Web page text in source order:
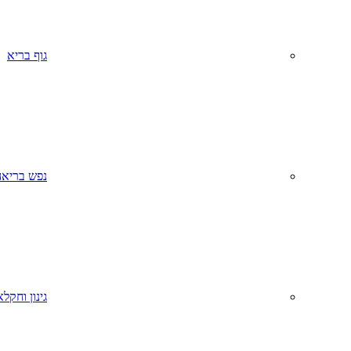
גוף בריא
נפש
גינון